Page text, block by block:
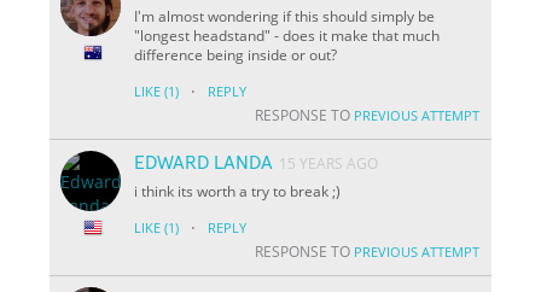
I'm almost wondering if this should simply be
"longest headstand" - does it make that much
difference being inside or out?
LIKE (1) · REPLY
RESPONSE TO PREVIOUS ATTEMPT
EDWARD LANDA 15 YEARS AGO
i think its worth a try to break ;)
LIKE (1) · REPLY
RESPONSE TO PREVIOUS ATTEMPT